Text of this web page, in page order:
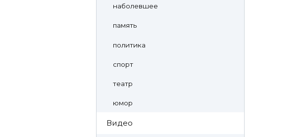
наболевшее
память
политика
спорт
театр
юмор
Видео